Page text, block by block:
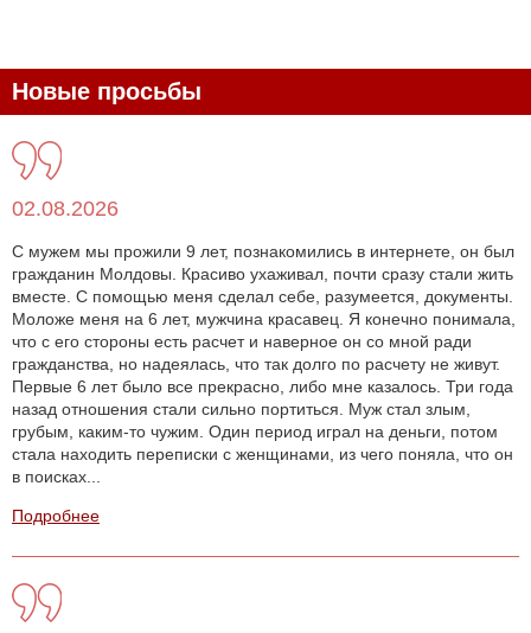
Новые просьбы
02.08.2026
С мужем мы прожили 9 лет, познакомились в интернете, он был
гражданин Молдовы. Красиво ухаживал, почти сразу стали жить
вместе. С помощью меня сделал себе, разумеется, документы.
Моложе меня на 6 лет, мужчина красавец. Я конечно понимала,
что с его стороны есть расчет и наверное он со мной ради
гражданства, но надеялась, что так долго по расчету не живут.
Первые 6 лет было все прекрасно, либо мне казалось. Три года
назад отношения стали сильно портиться. Муж стал злым,
грубым, каким-то чужим. Один период играл на деньги, потом
стала находить переписки с женщинами, из чего поняла, что он
в поисках...
Подробнее